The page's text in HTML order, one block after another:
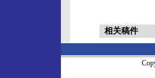
相关稿件